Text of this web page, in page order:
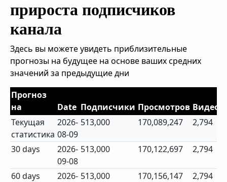
прироста подписчиков
канала
Здесь вы можете увидеть приблизительные
прогнозы на будущее на основе ваших средних
значений за предыдущие дни
Прогноз
на
Date Подписчики Просмотров Видео
Текущая
статистика
2026-
08-09
513,000 170,089,247 2,794
30 days
2026-
09-08
513,000 170,122,697 2,794
60 days
2026- 513,000 170,156,147 2,794